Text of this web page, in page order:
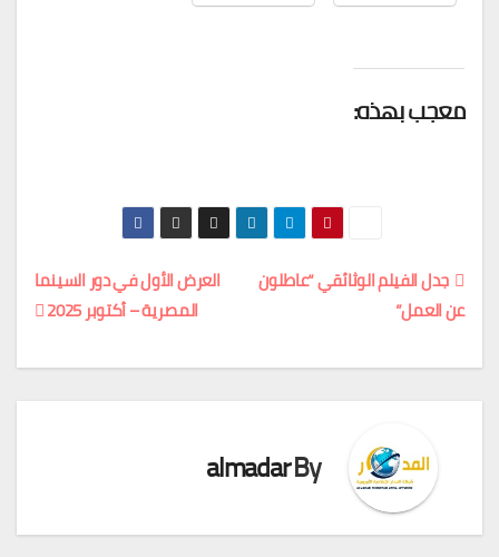
معجب بهذه:
تصفّح
المقالات
العرض الأول في دور السينما
المصرية – أكتوبر 2025
جدل الفيلم الوثائقي “عاطلون
عن العمل”
By
almadar